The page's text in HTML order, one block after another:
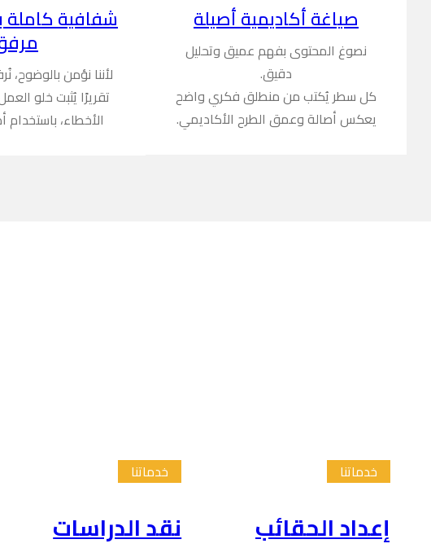
صياغة أكاديمية أصيلة
نصوغ المحتوى بفهم عميق وتحليل
دقيق.
كل سطر يُكتب من منطلق فكري واضح
يعكس أصالة وعمق الطرح الأكاديمي.
شفافية
لأننا نؤمن
تقريرًا يُثبت خلو
الأخطاء،
خدماتنا
إعداد الحقائب
خدماتنا
نقد الدراسات